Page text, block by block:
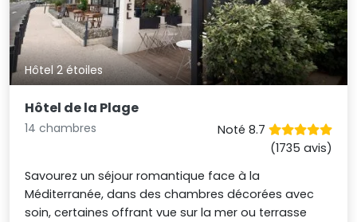
Hôtel 2 étoiles
Hôtel de la Plage
14 chambres
Noté 8.7
(1735 avis)
Savourez un séjour romantique face à la
Méditerranée, dans des chambres décorées avec
soin, certaines offrant vue sur la mer ou terrasse